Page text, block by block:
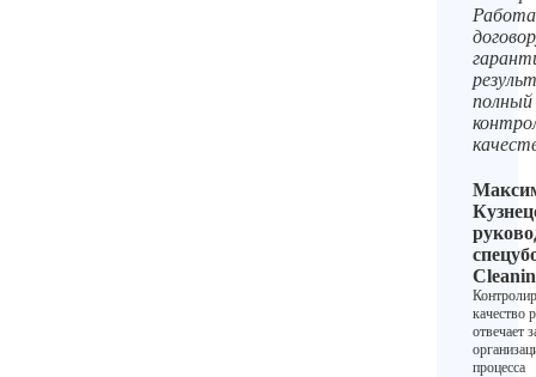
полный
качество
отвечает
процесса